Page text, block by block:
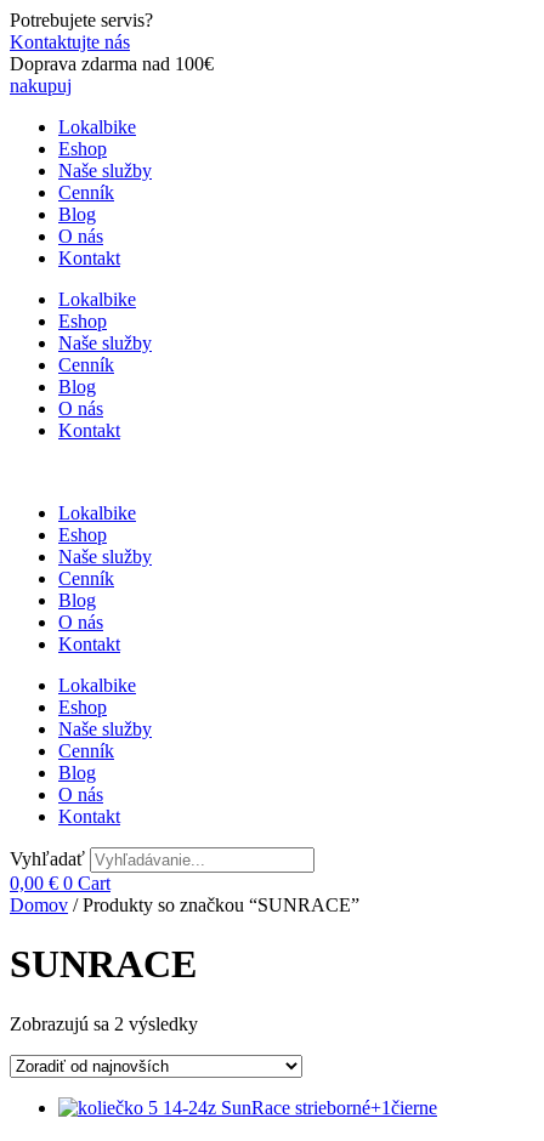
Preskočiť
na
obsah
Potrebujete servis?
Kontaktujte nás
Doprava zdarma nad 100€
nakupuj
Lokalbike
Eshop
Naše služby
Cenník
Blog
O nás
Kontakt
Lokalbike
Eshop
Naše služby
Cenník
Blog
O nás
Kontakt
Lokalbike
Eshop
Naše služby
Cenník
Blog
O nás
Kontakt
Lokalbike
Eshop
Naše služby
Cenník
Blog
O nás
Kontakt
Vyhľadať
0,00 € 0 Cart
Domov / Produkty so značkou “SUNRACE”
SUNRACE
Zobrazujú sa 2 výsledkyZoradené